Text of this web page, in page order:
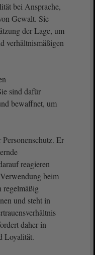
bei Ansprache,
Gewalt. Sie
der Lage, um
verhältnismäßigen
sind dafür
bewaffnet, um
Er
reagieren
beim
regelmäßig
und steht in
daher in
Loyalität.